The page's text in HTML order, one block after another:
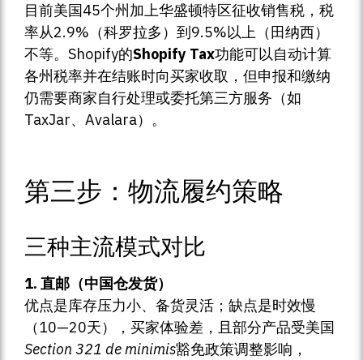
目前美国45个州加上华盛顿特区征收销售税，税
率从2.9%（科罗拉多）到9.5%以上（田纳西）
不等。Shopify的Shopify Tax功能可以自动计算
各州税率并在结账时向买家收取，但申报和缴纳
仍需要商家自行处理或委托第三方服务（如
TaxJar、Avalara）。
第三步：物流履约策略
三种主流模式对比
1. 直邮（中国仓发货）
优点是库存压力小、备货灵活；缺点是时效慢
（10—20天），买家体验差，且部分产品受美国
Section 321 de minimis豁免政策调整影响，